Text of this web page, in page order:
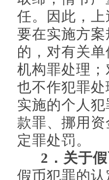
任。因此，
要在实施方
的，对有关
机构罪处理
也不作犯罪
实施的个人
款罪、挪用
定罪处罚。
2．关于
假币犯罪的